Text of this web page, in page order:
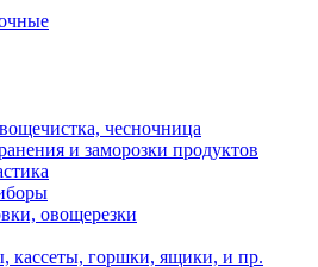
чесночница
и заморозки продуктов
овощерезки
кассеты, горшки, ящики, и пр.